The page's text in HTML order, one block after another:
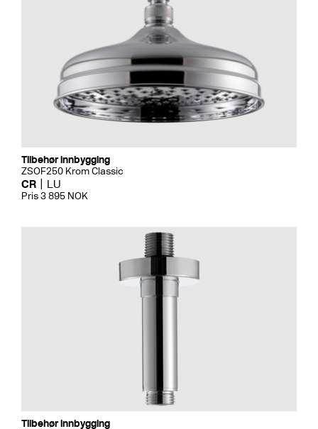
Tilbehør innbygging
ZSOF250 Krom Classic
CR LU
Pris 3 895 NOK
Tilbehør innbygging